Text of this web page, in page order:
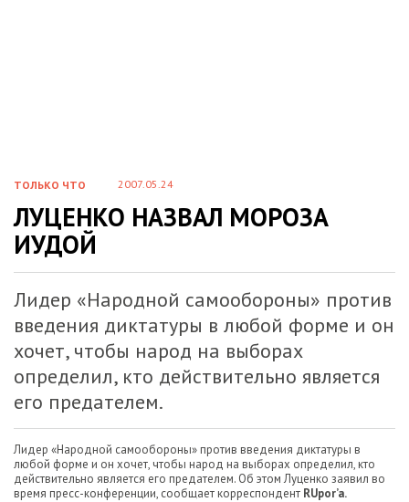
ТОЛЬКО ЧТО 2007.05.24
ЛУЦЕНКО НАЗВАЛ МОРОЗА
ИУДОЙ
Лидер «Народной самообороны» против
введения диктатуры в любой форме и он
хочет, чтобы народ на выборах
определил, кто действительно является
его предателем.
Лидер «Народной самообороны» против введения диктатуры в
любой форме и он хочет, чтобы народ на выборах определил, кто
действительно является его предателем. Об этом Луценко заявил во
время пресс-конференции, сообщает корреспондент RUpor’a.